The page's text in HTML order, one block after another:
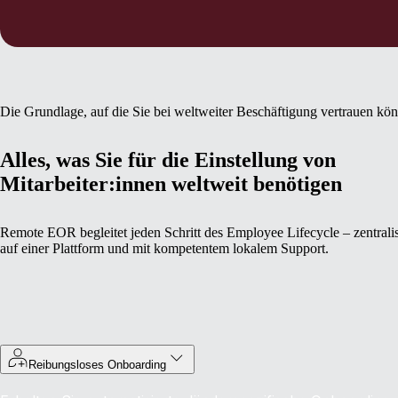
Die Grundlage, auf die Sie bei weltweiter Beschäftigung vertrauen
Alles, was Sie für die Einstellung von
Mitarbeiter:innen weltweit benötigen
Remote EOR begleitet jeden Schritt des Employee Lifecycle –
auf einer Plattform und mit kompetentem lokalem Support.
Reibungsloses Onboarding